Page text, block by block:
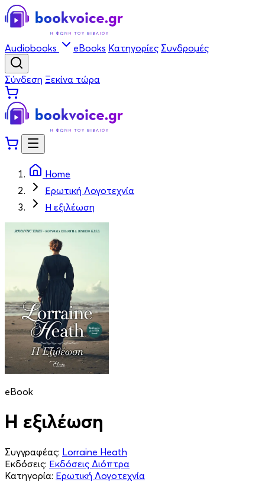
Audiobooks eBooks Κατηγορίες Συνδρομές
Σύνδεση Ξεκίνα τώρα
Home
Ερωτική Λογοτεχνία
Η εξιλέωση
eBook
Η εξιλέωση
Συγγραφέας: Lorraine Heath
Εκδόσεις: Εκδόσεις Διόπτρα
Κατηγορία: Ερωτική Λογοτεχνία